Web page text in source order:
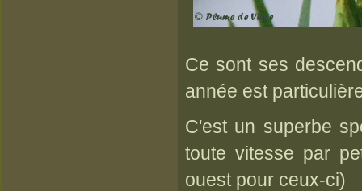
Ce sont ses
année est
C'est un superbe
toute vitesse par
ouest pour ceux-ci)